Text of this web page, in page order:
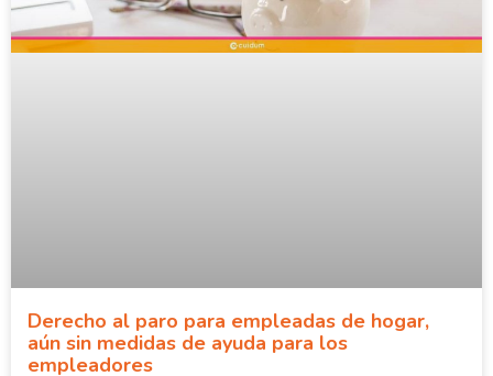
Derecho al paro para empleadas de hogar,
aún sin medidas de ayuda para los
empleadores